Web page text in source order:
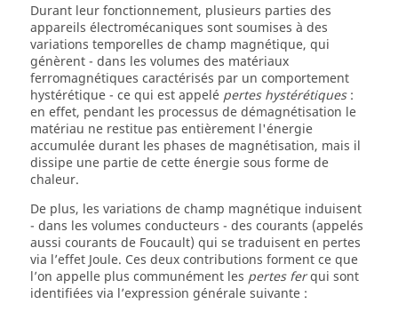
Durant leur fonctionnement, plusieurs parties des
appareils électromécaniques sont soumises à des
variations temporelles de champ magnétique, qui
génèrent - dans les volumes des matériaux
ferromagnétiques caractérisés par un comportement
hystérétique - ce qui est appelé pertes hystérétiques:
en effet, pendant les processus de démagnétisation le
matériau ne restitue pas entièrement l'énergie
accumulée durant les phases de magnétisation, mais il
dissipe une partie de cette énergie sous forme de
chaleur.
De plus, les variations de champ magnétique induisent
- dans les volumes conducteurs - des courants (appelés
aussi courants de Foucault) qui se traduisent en pertes
via l’effet Joule. Ces deux contributions forment ce que
l’on appelle plus communément les pertes ferqui sont
identifiées via l’expression générale suivante :